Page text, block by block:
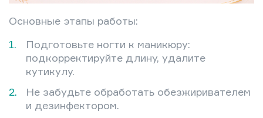
Основные этапы работы:
Подготовьте ногти к маникюру:
подкорректируйте длину, удалите
кутикулу.
Не забудьте обработать обезжиривателем
и дезинфектором.